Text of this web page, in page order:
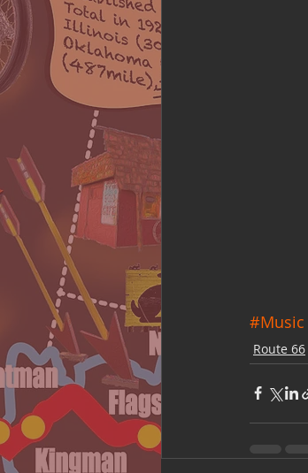
#Music
Route 66